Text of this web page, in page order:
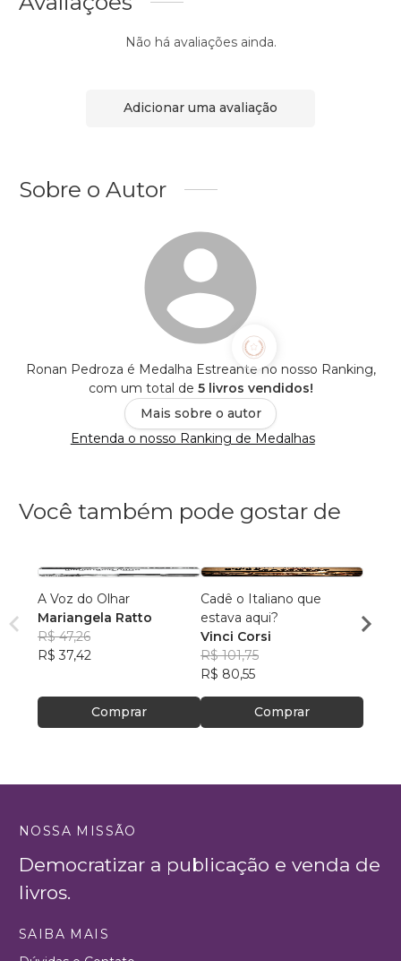
Não há avaliações ainda.
Adicionar uma avaliação
Sobre o Autor
Ronan Pedroza é Medalha Estreante no nosso Ranking,
com um total de 5 livros vendidos!
Mais sobre o autor
Entenda o nosso Ranking de Medalhas
Você também pode gostar de
A Voz do Olhar
Mariangela Ratto
R$ 47,26
R$ 37,42
Comprar
Cadê o Italiano que
estava aqui?
Vinci Corsi
R$ 101,75
R$ 80,55
Comprar
Folia
2019
JR
NOSSA MISSÃO
Democratizar a publicação e venda de
livros.
SAIBA MAIS